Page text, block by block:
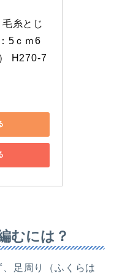
糸とじ
5ｃｍ6
H270-7
むには？
足周り（ふくらは